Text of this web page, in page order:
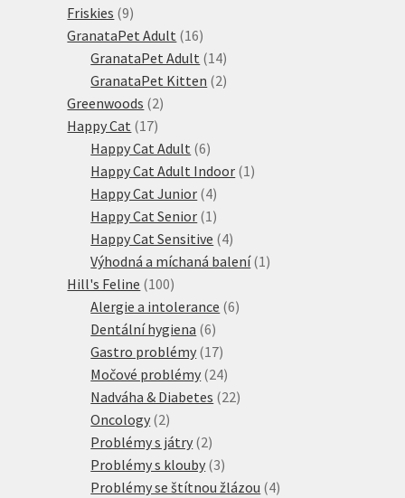
Friskies 99
produktů
GranataPet Adult 1616
produktů
GranataPet Adult 1414
produktů
GranataPet Kitten 22
Greenwoods 22
Happy Cat 1717
produktů
Happy Cat Adult 66
produktů
Happy Cat Adult Indoor 1 1
Happy Cat Junior 44
produkty
Happy Cat Senior 1 1
produkt
Happy Cat Sensitive 44
produkty
Výhodná a míchaná balení 1 1
Hill's Feline 100100
produktů
Alergie a intolerance 66
Dentální hygiena 66
produktů
Gastro problémy 1717
produktů
Močové problémy 2424
produktů
Nadváha & Diabetes 2222
Oncology 22
produkty
Problémy s játry 22
produkty
Problémy s klouby 33
produkty
Problémy se štítnou žlázou 44